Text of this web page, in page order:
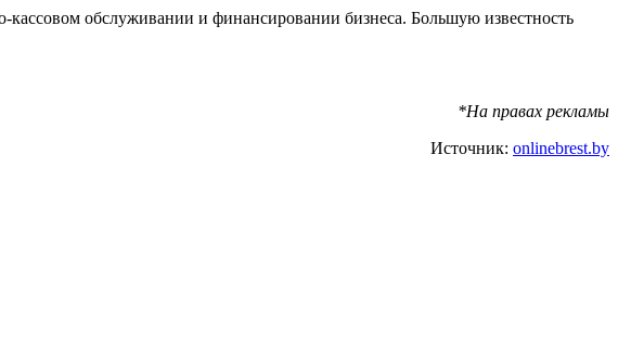
обслуживании и финансировании бизнеса. Большую известность
*На правах рекламы
Источник: onlinebrest.by